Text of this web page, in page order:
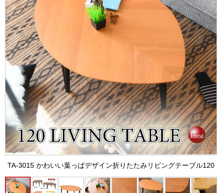
TA-3015 かわいい葉っぱデザイン折りたたみリビングテーブル120